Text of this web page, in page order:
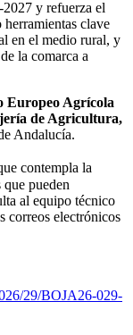
y refuerza el
clave
en el medio rural, y
la comarca a
Europeo Agrícola
de Agricultura,
Andalucía.
contempla la
pueden
al equipo técnico
electrónicos
29/BOJA26-029-